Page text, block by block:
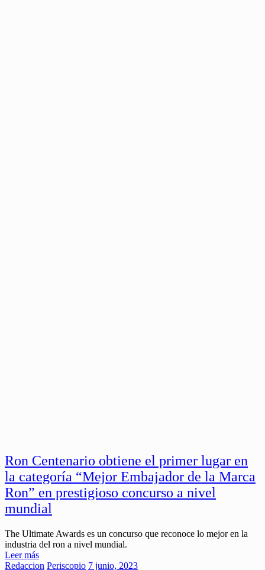
Ron Centenario obtiene el primer lugar en
la categoría “Mejor Embajador de la Marca
Ron” en prestigioso concurso a nivel
mundial
The Ultimate Awards es un concurso que reconoce lo mejor en la
industria del ron a nivel mundial.
Leer más
Redaccion Periscopio 7 junio, 2023